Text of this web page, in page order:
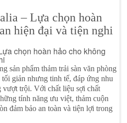
– Lựa chọn hoàn
hiện đại và tiện nghi
chọn hoàn hảo cho không
sản phẩm thảm trải sàn văn phòng
tối giản nhưng tinh tế, đáp ứng nhu
vượt trội. Với chất liệu sợi chất
tính năng ưu việt, thảm cuộn
đảm bảo an toàn và tiện lợi trong